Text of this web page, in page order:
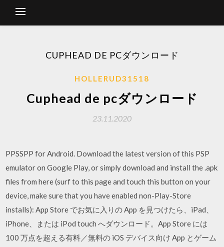
CUPHEAD DE PCダウンロード
HOLLERUD31518
Cuphead de pcダウンロード
23.11.2020
PPSSPP for Android. Download the latest version of this PSP
emulator on Google Play, or simply download and install the .apk
files from here (surf to this page and touch this button on your
device, make sure that you have enabled non-Play-Store
installs): App Store でお気に入りの App を見つけたら、iPad、
iPhone、または iPod touch へダウンロード。App Store には
100 万点を超える有料／無料の iOS デバイス向け App とゲーム